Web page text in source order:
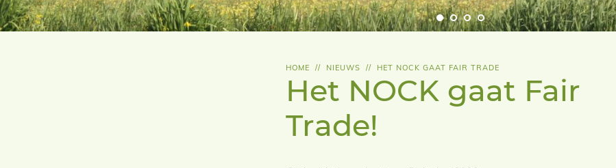
HOME // NIEUWS // HET NOCK GAAT FAIR TRADE
Het NOCK gaat Fair
Trade!